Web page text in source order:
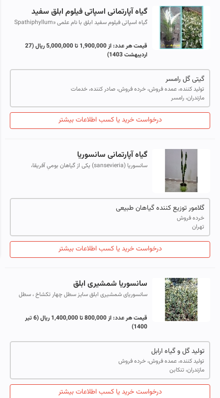
گیاه آپارتمانی اسپاتی فیلوم ابلق سفید
گیاه اسپاتی فیلوم سفید ابلق با نام علمی «Spathiphyllum
قیمت هر عدد:از 1,900,000 تا 5,000,000 ریال
(27
اردیبهشت 1403)
گیتی گل رامسر
تولید کننده، عمده فروش، خرده فروش، صادر کننده، خدمات
مازندران، رامسر
درخواست خرید یا کسب اطلاعات بیشتر
گیاه آپارتمانی سانسوریا
سانسوریا (sansevieria) یکی از گیاهان بومیِ آفریقا،
گلامور توزیع کننده گیاهان طبیعی
خرده فروش
تهران
درخواست خرید یا کسب اطلاعات بیشتر
سانسوریا شمشیری ابلق
سانسوریای شمشیری ابلق سایز سطل چهار تکشاخ ، سطل
قیمت هر عدد:از 800,000 تا 1,400,000 ریال
(6 تیر
1400)
تولید گل و گیاه ارابل
تولید کننده، عمده فروش، خرده فروش
مازندران، تنکابن
درخواست خرید یا کسب اطلاعات بیشتر